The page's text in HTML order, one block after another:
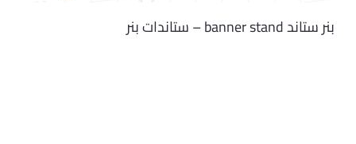
بنر ستاند banner stand – ستاندات بنر